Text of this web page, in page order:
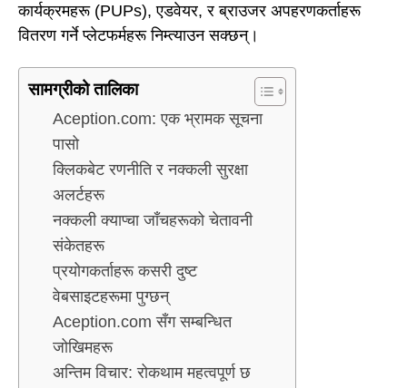
कार्यक्रमहरू (PUPs), एडवेयर, र ब्राउजर अपहरणकर्ताहरू
वितरण गर्ने प्लेटफर्महरू निम्त्याउन सक्छन्।
सामग्रीको तालिका
Aception.com: एक भ्रामक सूचना
पासो
क्लिकबेट रणनीति र नक्कली सुरक्षा
अलर्टहरू
नक्कली क्याप्चा जाँचहरूको चेतावनी
संकेतहरू
प्रयोगकर्ताहरू कसरी दुष्ट
वेबसाइटहरूमा पुग्छन्
Aception.com सँग सम्बन्धित
जोखिमहरू
अन्तिम विचार: रोकथाम महत्वपूर्ण छ